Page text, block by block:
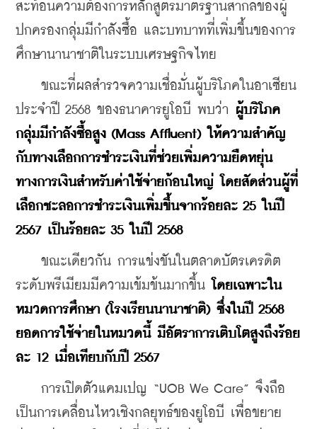
สะท้อนความต้องการหลักสูตรมาตรฐานสากลของผู้
ปกครองกลุ่มมีกำลังซื้อ และบทบาทที่เพิ่มขึ้นของการ
ศึกษานานาชาติในระบบเศรษฐกิจไทย
ขณะที่ผลสำรวจความเชื่อมั่นผู้บริโภคในอาเซียน
ประจำปี 2568 ของธนาคารยูโอบี พบว่า
ผู้บริโภค
กลุ่มมีกำลังซื้อสูง (Mass Affluent) ให้ความสำคัญ
กับทางเลือกการชำระเงินที่ช่วยเพิ่มความยืดหยุ่น
ทางการเงินสำหรับค่าใช้จ่ายก้อนใหญ่ โดยสัดส่วนผู้ที่
เลือกชะลอการชำระเงินเพิ่มขึ้นจากร้อยละ 25 ในปี
2567 เป็นร้อยละ 35 ในปี 2568
ขณะเดียวกัน การแข่งขันในตลาดบัตรเครดิต
ระดับพรีเมียมมีความเข้มข้นมากขึ้น โดยเฉพาะใน
หมวดการศึกษา (โรงเรียนนานาชาติ) ซึ่งในปี 2568
ยอดการใช้จ่ายในหมวดนี้ มีอัตราการเติบโตสูงถึงร้อย
ละ 12 เมื่อเทียบกับปี 2567
การเปิดตัวแคมเปญ “UOB We Care” จึงถือ
เป็นการเคลื่อนไหวเชิงกลยุทธ์ของยูโอบี เพื่อขยาย